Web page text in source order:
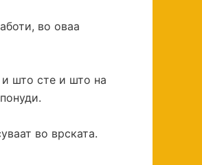
во оваа
и што сте и што на
во врската.